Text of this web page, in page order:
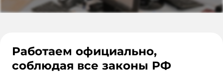
Работаем официально,
соблюдая все законы РФ